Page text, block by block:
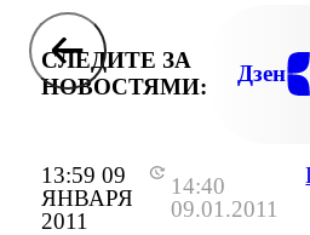
13:59 09
ЯНВАРЯ
2011
14:40
09.01.2011
СЛЕДИТЕ ЗА
НОВОСТЯМИ:
Дзен